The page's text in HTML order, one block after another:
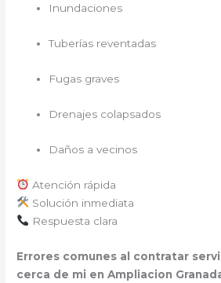
Inundaciones
Tuberías reventadas
Fugas graves
Drenajes colapsados
Daños a vecinos
Atención rápida
Solución inmediata
Respuesta clara
Errores comunes al contratar
cerca de mi en Ampliacion